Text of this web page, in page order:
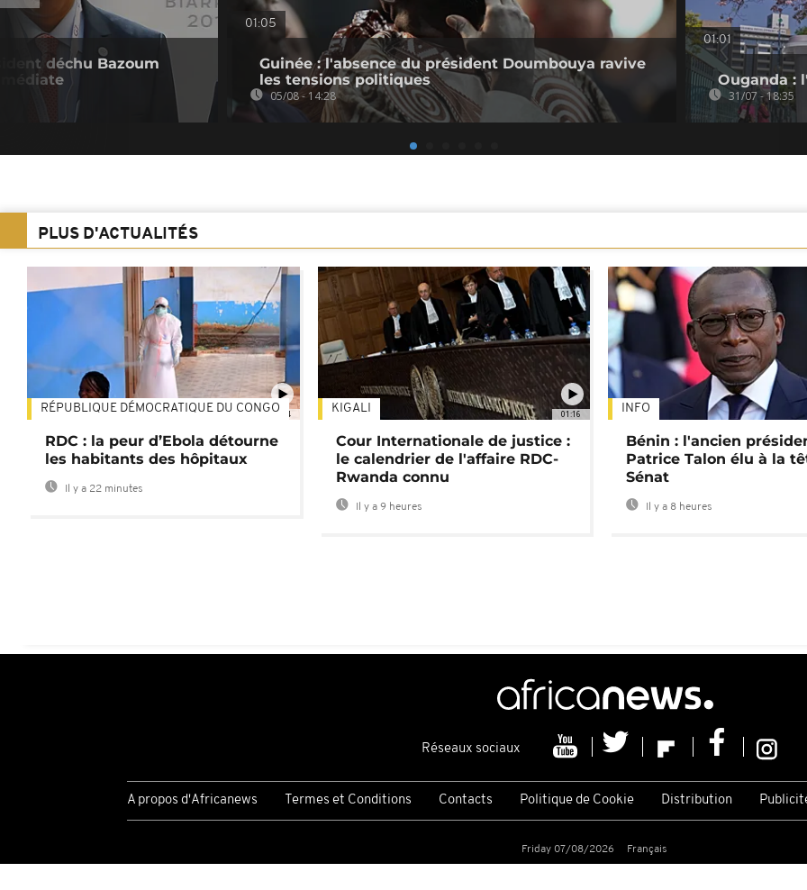
déchu Bazoum
01:05
Guinée : l'absence du président Doumbouya ravive
les tensions politiques
05/08 - 14:28
01:01
Ouganda :
31/07 - 18:35
PLUS D'ACTUALITÉS
01:34
RÉPUBLIQUE DÉMOCRATIQUE DU CONGO
RDC : la peur d’Ebola détourne
les habitants des hôpitaux
Il y a 22 minutes
01:16
KIGALI
Cour Internationale de justice :
le calendrier de l'affaire RDC-
Rwanda connu
Il y a 9 heures
INFO
Bénin : l'ancien
Patrice Talon élu à la
Sénat
Il y a 8 heures
Réseaux sociaux
A propos d'Africanews Termes et Conditions Contacts Politique de Cookie Distribution
Friday 07/08/2026